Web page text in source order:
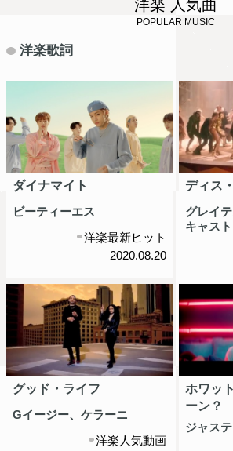
洋楽 人気曲
POPULAR MUSIC
洋楽歌詞
ダイナマイト
ビーティーエス
洋楽最新ヒット
2020.08.20
ディス
グレイ
キャスト
グッド・ライフ
Gイージー、ケラーニ
洋楽人気動画
ホワッ
ーン？
ジャス